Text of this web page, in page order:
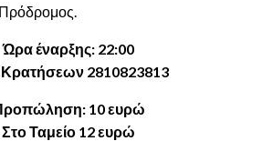
Ώρα έναρξης: 22:00
2810823813
10 ευρώ
Στο Ταμείο 12 ευρώ